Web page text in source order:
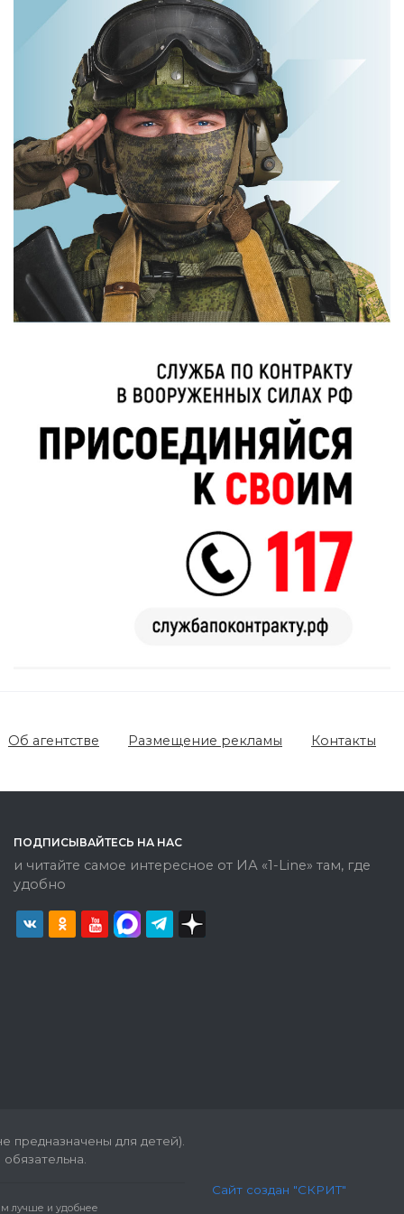
Ролик длится
пару секунд, но
вы будете в шоке
от увиденного
Ролик из Омска:
вы будете
смеяться долго
Об агентстве Размещение рекламы Контакты
ПОДПИСЫВАЙТЕСЬ НА НАС
и читайте самое интересное от ИА «1-Line» там, где
удобно
предназначены для детей).
лучше и удобнее
Сайт создан "СКРИТ"